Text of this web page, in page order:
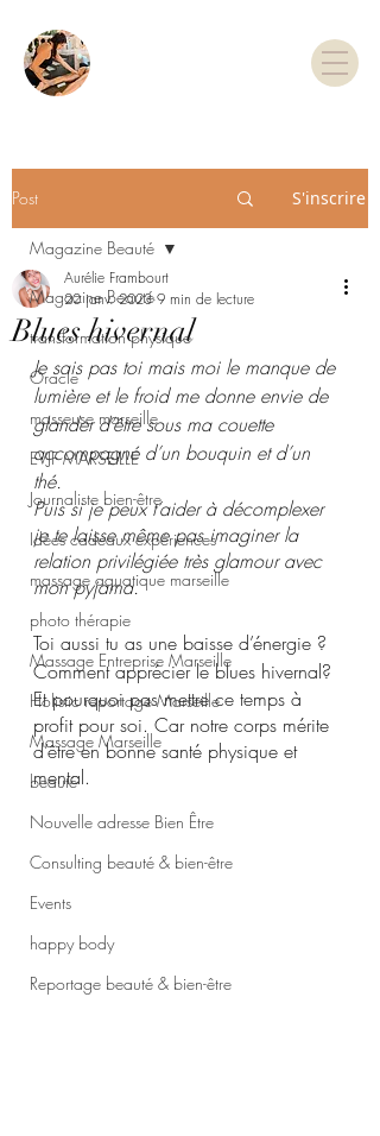
Post S'inscrire
Magazine Beauté
transformation physique
Oracle
masseuse marseille
EVJF MARSEILLE
Journaliste bien-être
Idées cadeaux expériences
massage aquatique marseille
photo thérapie
Massage Entreprise Marseille
Holistic reportage Marseille
Massage Marseille
beauté
Nouvelle adresse Bien Être
Consulting beauté & bien-être
Events
happy body
Reportage beauté & bien-être
Magazine Beauté
Blues hivernal
Aurélie Frambourt
20 janv. 2023 9 min de lecture
Je sais pas toi mais moi le manque de
lumière et le froid me donne envie de
glander d’être sous ma couette
accompagné d’un bouquin et d’un
thé.
Puis si je peux t’aider à décomplexer
je te laisse même pas imaginer la
relation privilégiée très glamour avec
mon pyjama.
Toi aussi tu as une baisse d’énergie ?
Comment apprécier le blues hivernal?
Et pourquoi pas mettre ce temps à
profit pour soi. Car notre corps mérite
d’être en bonne santé physique et
mental.